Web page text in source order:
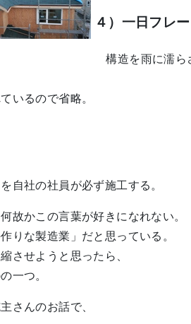
４）一日フレ
構造を雨に濡ら
いるので省略。
自社の社員が必ず施工する。
故かこの言葉が好きになれない。
りな製造業」だと思っている。
させようと思ったら、
一つ。
さんのお話で、